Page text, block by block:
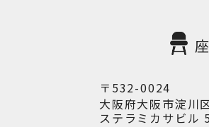
〒532-0024
大阪府大阪市淀川
ステラミカサビル